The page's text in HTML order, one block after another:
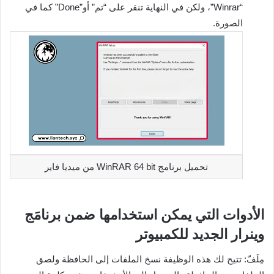
“Winrar”، ولكن في النهاية تنقر على “تم” أو”Done” كما في
الصورة.
تحميل برنامج WinRAR 64 bit من ميديا فاير
الأدوات التي يمكن استخدامها ضمن برنامَج
وينرار الجديد للكمبيوتر
مِلَفّ: تتيح لك هذه الوظيفة نسخ الملفات إلى الحافظة ولصق